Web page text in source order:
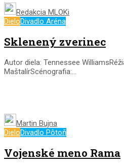
Redakcia MLOKi
DieloDivadlo Aréna
Sklenený zverinec
Autor diela: Tennessee
MaštalírScénografia:...
Martin Bujna
DieloDivadlo Pôtoň
Vojenské meno Rama